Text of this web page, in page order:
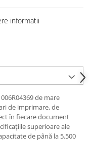
informatii
de mare
de imprimare, de
în fiecare document
superioare ale
de până la 5.500